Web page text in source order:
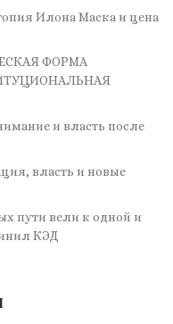
Илона Маска и цена
ФОРМА
и власть после
власть и новые
пути вели к одной и
КЭД